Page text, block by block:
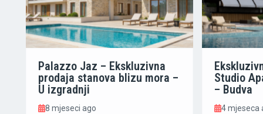
Palazzo Jaz – Ekskluzivna
prodaja stanova blizu mora –
U izgradnji
8 mjeseci ago
Studio
– Budva
4 mjeseca